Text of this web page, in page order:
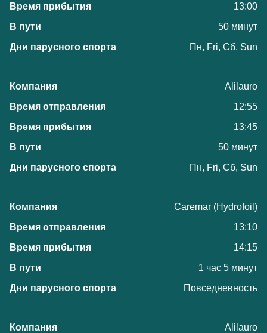
13:00
50 минут
Пн, Fri, Сб, Sun
Alilauro
12:55
13:45
50 минут
Пн, Fri, Сб, Sun
Caremar (Hydrofoil)
13:10
14:15
1 час 5 минут
Повседневность
Alilauro